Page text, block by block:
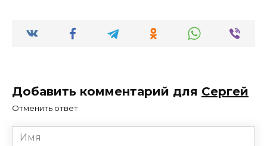
Добавить комментарий для Сергей
Отменить ответ
Имя